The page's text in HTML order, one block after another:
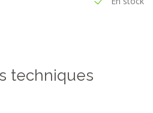
techniques